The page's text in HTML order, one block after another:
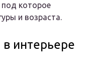
под которое
и возраста.
интерьере